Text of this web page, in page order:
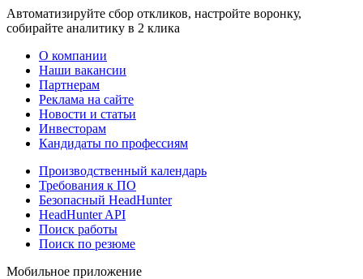
Автоматизируйте сбор откликов, настройте воронку,
собирайте аналитику в 2 клика
О компании
Наши вакансии
Партнерам
Реклама на сайте
Новости и статьи
Инвесторам
Кандидаты по профессиям
Производственный календарь
Требования к ПО
Безопасный HeadHunter
HeadHunter API
Поиск работы
Поиск по резюме
Мобильное приложение